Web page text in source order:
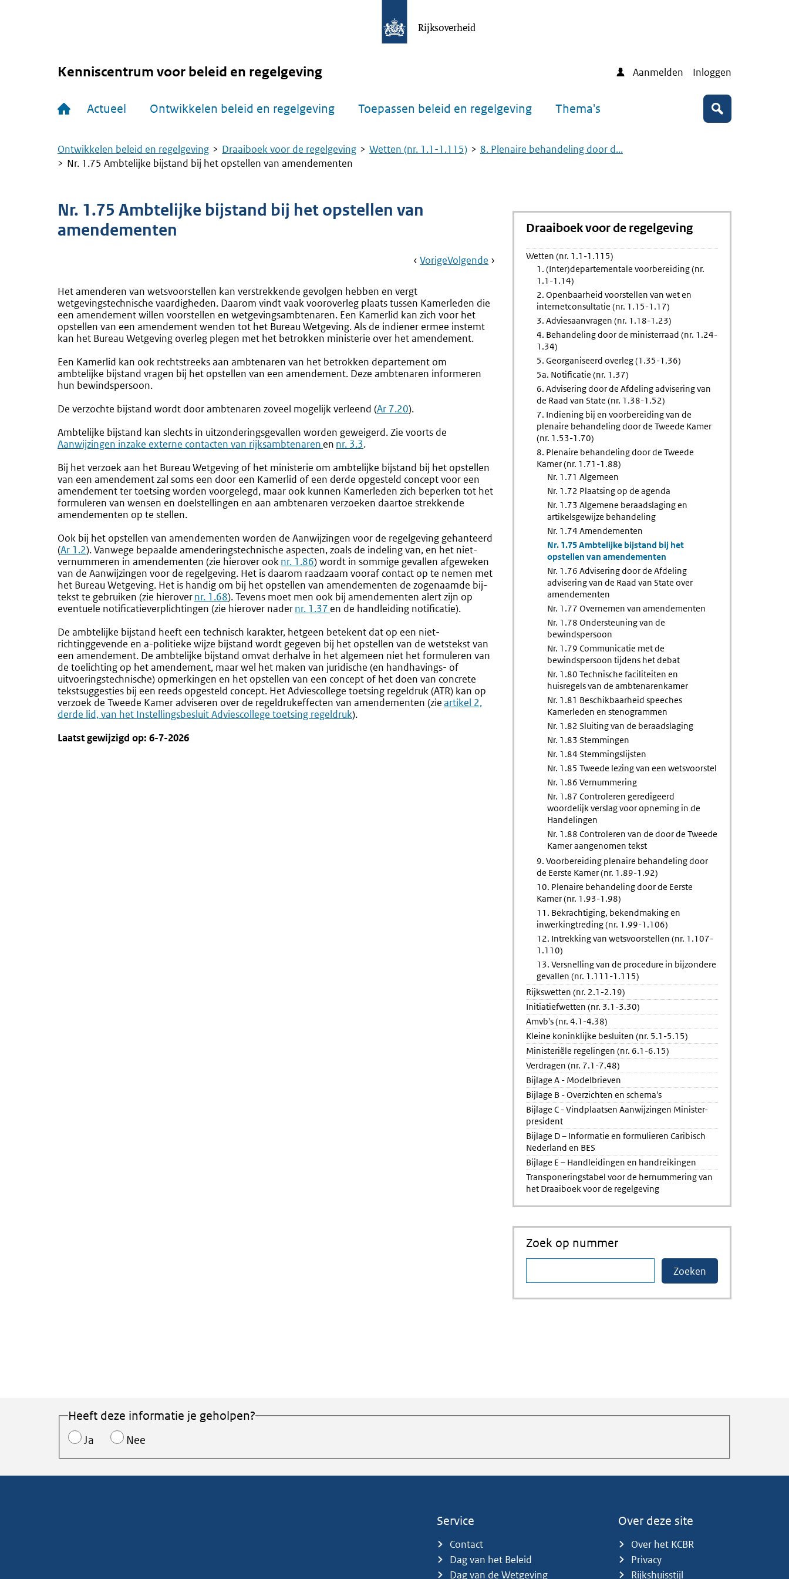
Rijksoverheid
Kenniscentrum voor beleid en regelgeving Aanmelden Inloggen
Actueel Ontwikkelen beleid en regelgeving Toepassen beleid en regelgeving Thema's Zoeken
Kruimelpad
Ontwikkelen beleid en regelgeving Draaiboek voor de regelgeving Wetten (nr. 1.1-1.115)
8. Plenaire behandeling door d...
Nr. 1.75 Ambtelijke bijstand bij het opstellen van amendementen
Nr. 1.75 Ambtelijke bijstand bij het opstellen van
amendementen
Book
Ga
VorigePagina:
Ga
Volgende Pagina:
Door
Amendementen
Het amenderen van wetsvoorstellen kan verstrekkende gevolgen hebben en vergt
wetgevingstechnische vaardigheden. Daarom vindt vaak vooroverleg plaats tussen Kamerleden die
een amendement willen voorstellen en wetgevingsambtenaren. Een Kamerlid kan zich voor het
opstellen van een amendement wenden tot het Bureau Wetgeving. Als de indiener ermee instemt
kan het Bureau Wetgeving overleg plegen met het betrokken ministerie over het amendement.
Een Kamerlid kan ook rechtstreeks aan ambtenaren van het betrokken departement om
ambtelijke bijstand vragen bij het opstellen van een amendement. Deze ambtenaren informeren
hun bewindspersoon.
De verzochte bijstand wordt door ambtenaren zoveel mogelijk verleend (Ar 7.20).
Ambtelijke bijstand kan slechts in uitzonderingsgevallen worden geweigerd. Zie voorts de
Aanwijzingen inzake externe contacten van rijksambtenaren en nr. 3.3.
Bij het verzoek aan het Bureau Wetgeving of het ministerie om ambtelijke bijstand bij het opstellen
van een amendement zal soms een door een Kamerlid of een derde opgesteld concept voor een
amendement ter toetsing worden voorgelegd, maar ook kunnen Kamerleden zich beperken tot het
formuleren van wensen en doelstellingen en aan ambtenaren verzoeken daartoe strekkende
amendementen op te stellen.
Ook bij het opstellen van amendementen worden de Aanwijzingen voor de regelgeving gehanteerd
(Ar 1.2). Vanwege bepaalde amenderingstechnische aspecten, zoals de indeling van, en het niet-
vernummeren in amendementen (zie hierover ooknr. 1.86) wordt in sommige gevallen afgeweken
van de Aanwijzingen voor de regelgeving. Het is daarom raadzaam vooraf contact op te nemen met
het Bureau Wetgeving. Het is handig om bij het opstellen van amendementen de zogenaamde bij-
tekst te gebruiken (zie hierovernr. 1.68). Tevens moet men ook bij amendementen alert zijn op
eventuele notificatieverplichtingen (zie hierover nadernr. 1.37 en de handleiding notificatie).
De ambtelijke bijstand heeft een technisch karakter, hetgeen betekent dat op een niet-
richtinggevende en a-politieke wijze bijstand wordt gegeven bij het opstellen van de wetstekst van
een amendement. De ambtelijke bijstand omvat derhalve in het algemeen niet het formuleren van
de toelichting op het amendement, maar wel het maken van juridische (en handhavings- of
uitvoeringstechnische) opmerkingen en het opstellen van een concept of het doen van concrete
tekstsuggesties bij een reeds opgesteld concept. Het Adviescollege toetsing regeldruk (ATR) kan op
verzoek de Tweede Kamer adviseren over de regeldrukeffecten van amendementen (zieExterne
artikel 2,
derde lid, van het Instellingsbesluit Adviescollege toetsing regeldruk).
Laatst gewijzigd op: 6-7-2026
Draaiboek voor de regelgeving
Wetten (nr. 1.1-1.115)
1. (Inter)departementale voorbereiding (nr.
1.1-1.14)
2. Openbaarheid voorstellen van wet en
internetconsultatie (nr. 1.15-1.17)
3. Adviesaanvragen (nr. 1.18-1.23)
4. Behandeling door de ministerraad (nr. 1.24-
1.34)
5. Georganiseerd overleg (1.35-1.36)
5a. Notificatie (nr. 1.37)
6. Advisering door de Afdeling advisering van
de Raad van State (nr. 1.38-1.52)
7. Indiening bij en voorbereiding van de
plenaire behandeling door de Tweede Kamer
(nr. 1.53-1.70)
8. Plenaire behandeling door de Tweede
Kamer (nr. 1.71-1.88)
Nr. 1.71 Algemeen
Nr. 1.72 Plaatsing op de agenda
Nr. 1.73 Algemene beraadslaging en
artikelsgewijze behandeling
Nr. 1.74 Amendementen
Nr. 1.75 Ambtelijke bijstand bij het
opstellen van amendementen
Nr. 1.76 Advisering door de Afdeling
advisering van de Raad van State over
amendementen
Nr. 1.77 Overnemen van amendementen
Nr. 1.78 Ondersteuning van de
bewindspersoon
Nr. 1.79 Communicatie met de
bewindspersoon tijdens het debat
Nr. 1.80 Technische faciliteiten en
huisregels van de ambtenarenkamer
Nr. 1.81 Beschikbaarheid speeches
Kamerleden en stenogrammen
Nr. 1.82 Sluiting van de beraadslaging
Nr. 1.83 Stemmingen
Nr. 1.84 Stemmingslijsten
Nr. 1.85 Tweede lezing van een wetsvoorstel
Nr. 1.86 Vernummering
Nr. 1.87 Controleren geredigeerd
woordelijk verslag voor opneming in de
Handelingen
Nr. 1.88 Controleren van de door de Tweede
Kamer aangenomen tekst
9. Voorbereiding plenaire behandeling door
de Eerste Kamer (nr. 1.89-1.92)
10. Plenaire behandeling door de Eerste
Kamer (nr. 1.93-1.98)
11. Bekrachtiging, bekendmaking en
inwerkingtreding (nr. 1.99-1.106)
12. Intrekking van wetsvoorstellen (nr. 1.107-
1.110)
13. Versnelling van de procedure in bijzondere
gevallen (nr. 1.111-1.115)
Rijkswetten (nr. 2.1-2.19)
Initiatiefwetten (nr. 3.1-3.30)
Amvb's (nr. 4.1-4.38)
Kleine koninklijke besluiten (nr. 5.1-5.15)
Ministeriële regelingen (nr. 6.1-6.15)
Verdragen (nr. 7.1-7.48)
Bijlage A - Modelbrieven
Bijlage B - Overzichten en schema's
Bijlage C - Vindplaatsen Aanwijzingen Minister-
president
Bijlage D – Informatie en formulieren Caribisch
Nederland en BES
Bijlage E – Handleidingen en handreikingen
Transponeringstabel voor de hernummering van
het Draaiboek voor de regelgeving
Zoek op nummer
Heeft deze informatie je geholpen?
Ja Nee
Service
Contact
Dag van het Beleid
Dag van de Wetgeving
Over deze site
Over het KCBR
Privacy
Rijkshuisstijl